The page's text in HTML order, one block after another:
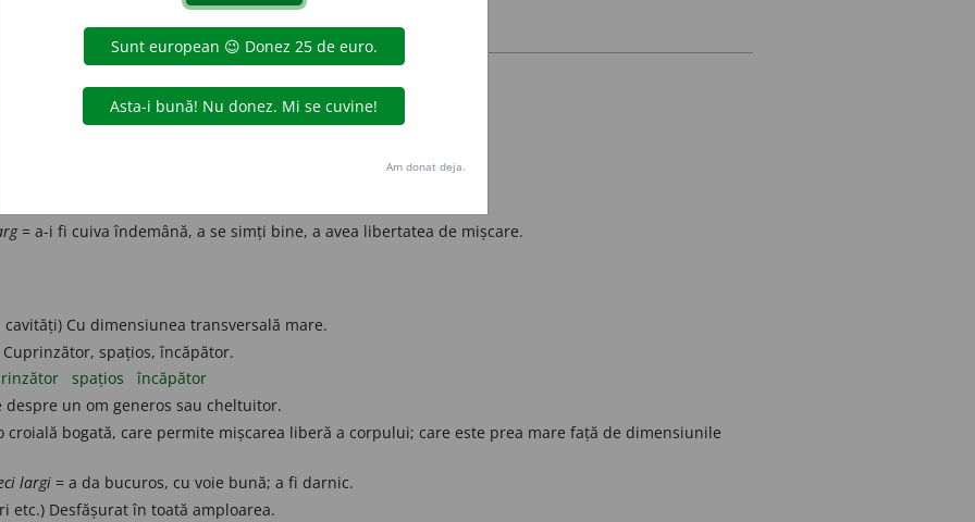
care este extins în toate direcțiile.
diminutive: lărguț
= a-i fi cuiva îndemână, a se simți bine, a avea libertatea de mișcare.
Cu dimensiunea transversală mare.
Cuprinzător, spațios, încăpător.
spațios încăpător
despre un om generos sau cheltuitor.
croială bogată, care permite mișcarea liberă a corpului; care este prea mare față de dimensiunile
largi = a da bucuros, cu voie bună; a fi darnic.
etc.) Desfășurat în toată amploarea.
Am donat deja.